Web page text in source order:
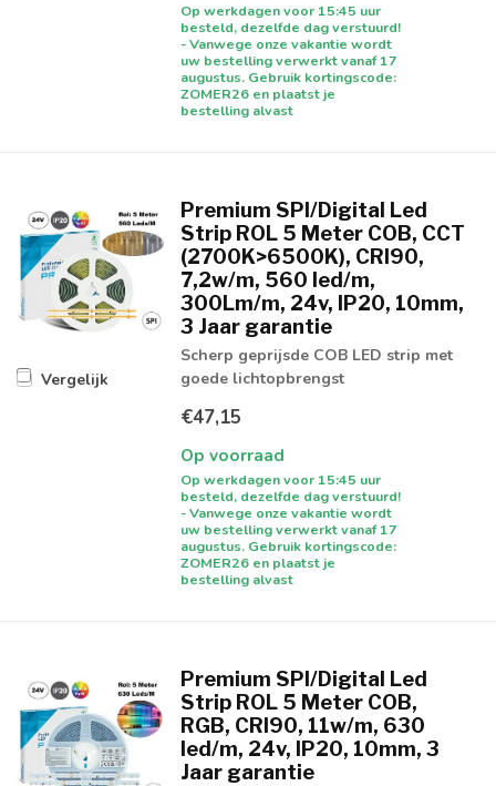
Op werkdagen voor 15:45 uur
besteld, dezelfde dag verstuurd!
- Vanwege onze vakantie wordt
uw bestelling verwerkt vanaf 17
augustus. Gebruik kortingscode:
ZOMER26 en plaatst je
bestelling alvast
Vergelijk
Premium SPI/Digital Led
Strip ROL 5 Meter COB, CCT
(2700K>6500K), CRI90,
7,2w/m, 560 led/m,
300Lm/m, 24v, IP20, 10mm,
3 Jaar garantie
Scherp geprijsde COB LED strip met
goede lichtopbrengst
€47,15
Op voorraad
Op werkdagen voor 15:45 uur
besteld, dezelfde dag verstuurd!
- Vanwege onze vakantie wordt
uw bestelling verwerkt vanaf 17
augustus. Gebruik kortingscode:
ZOMER26 en plaatst je
bestelling alvast
Premium SPI/Digital Led
Strip ROL 5 Meter COB,
RGB, CRI90, 11w/m, 630
led/m, 24v, IP20, 10mm, 3
Jaar garantie